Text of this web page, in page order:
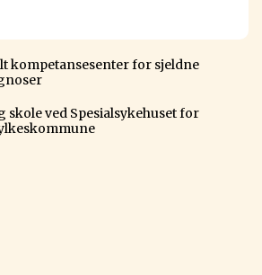
kompetansesenter for sjeldne
skole ved Spesialsykehuset for